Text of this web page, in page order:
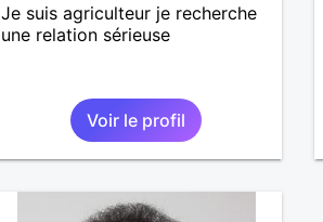
Je suis agriculteur je recherche
une relation sérieuse
Voir le profil